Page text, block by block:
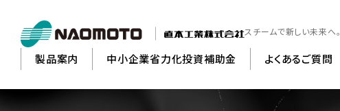
スチームで新しい未来へ。
製品案内 中小企業省力化投資補助金 よくあるご質問